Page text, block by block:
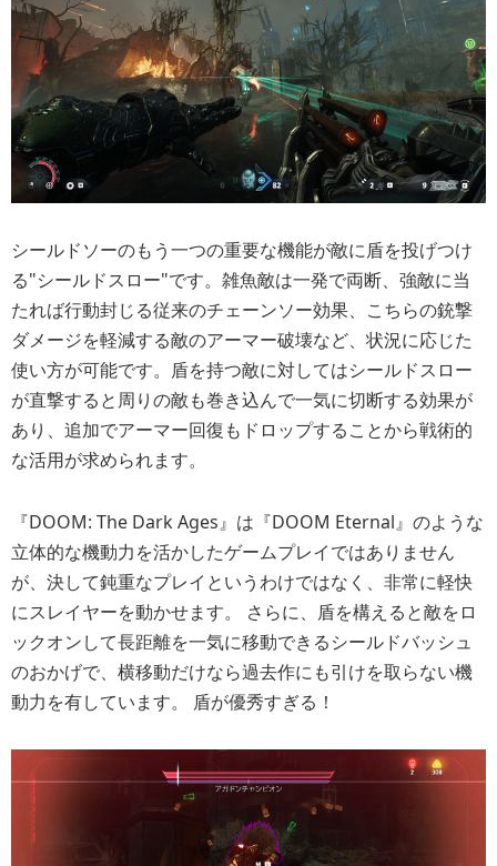
シールドソーのもう一つの重要な機能が敵に盾を投げつけ
る"シールドスロー"です。雑魚敵は一発で両断、強敵に当
たれば行動封じる従来のチェーンソー効果、こちらの銃撃
ダメージを軽減する敵のアーマー破壊など、状況に応じた
使い方が可能です。盾を持つ敵に対してはシールドスロー
が直撃すると周りの敵も巻き込んで一気に切断する効果が
あり、追加でアーマー回復もドロップすることから戦術的
な活用が求められます。
『DOOM: The Dark Ages』は『DOOM Eternal』のような
立体的な機動力を活かしたゲームプレイではありません
が、決して鈍重なプレイというわけではなく、非常に軽快
にスレイヤーを動かせます。 さらに、盾を構えると敵をロ
ックオンして長距離を一気に移動できるシールドバッシュ
のおかげで、横移動だけなら過去作にも引けを取らない機
動力を有しています。 盾が優秀すぎる！